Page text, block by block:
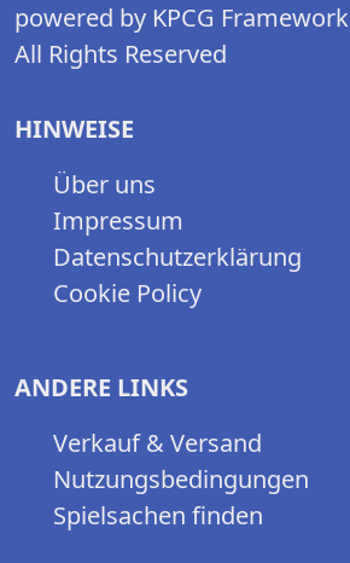
powered by KPCG Framework
All Rights Reserved
HINWEISE
Über uns
Impressum
Datenschutzerklärung
Cookie Policy
ANDERE LINKS
Verkauf & Versand
Nutzungsbedingungen
Spielsachen finden